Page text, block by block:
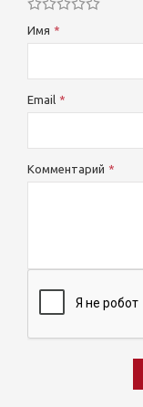
Имя
Email
Комментарий